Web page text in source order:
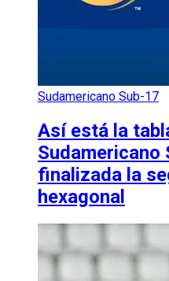
Sudamericano Sub-17
Así está la
Sudamericano
finalizada la
hexagonal